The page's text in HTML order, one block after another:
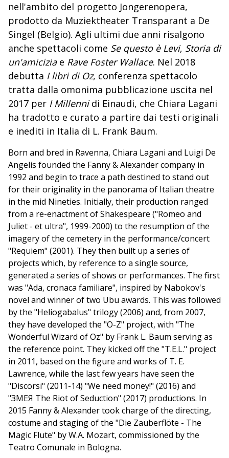
nell'ambito del progetto Jongerenopera,
prodotto da Muziektheater Transparant a De
Singel (Belgio). Agli ultimi due anni risalgono
anche spettacoli come Se questo è Levi, Storia di
un'amiciziae Rave Foster Wallace. Nel 2018
debutta I libri di Oz, conferenza spettacolo
tratta dalla omonima pubblicazione uscita nel
2017 per I Millennidi Einaudi, che Chiara Lagani
ha tradotto e curato a partire dai testi originali
e inediti in Italia di L. Frank Baum.
Born and bred in Ravenna, Chiara Lagani and Luigi De
Angelis founded the Fanny & Alexander company in
1992 and begin to trace a path destined to stand out
for their originality in the panorama of Italian theatre
in the mid Nineties. Initially, their production ranged
from a re-enactment of Shakespeare ("Romeo and
Juliet - et ultra", 1999-2000) to the resumption of the
imagery of the cemetery in the performance/concert
"Requiem" (2001). They then built up a series of
projects which, by reference to a single source,
generated a series of shows or performances. The first
was "Ada, cronaca familiare", inspired by Nabokov's
novel and winner of two Ubu awards. This was followed
by the "Heliogabalus" trilogy (2006) and, from 2007,
they have developed the "O-Z" project, with "The
Wonderful Wizard of Oz" by Frank L. Baum serving as
the reference point. They kicked off the "T.E.L." project
in 2011, based on the figure and works of T. E.
Lawrence, while the last few years have seen the
"Discorsi" (2011-14) "We need money!" (2016) and
"ЗМЕЯ The Riot of Seduction" (2017) productions. In
2015 Fanny & Alexander took charge of the directing,
costume and staging of the "Die Zauberflöte - The
Magic Flute" by W.A. Mozart, commissioned by the
Teatro Comunale in Bologna.